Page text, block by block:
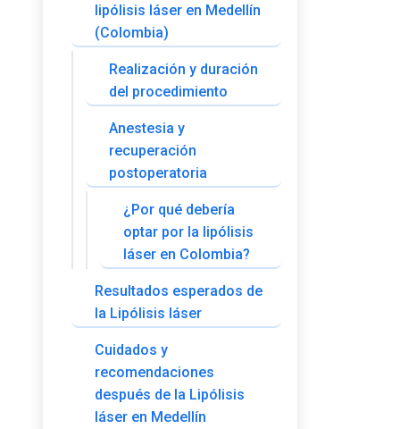
lipólisis láser en Medellín
(Colombia)
Realización y duración
del procedimiento
Anestesia y
recuperación
postoperatoria
¿Por qué debería
optar por la lipólisis
láser en Colombia?
Resultados esperados de
la Lipólisis láser
Cuidados y
recomendaciones
después de la Lipólisis
láser en Medellín